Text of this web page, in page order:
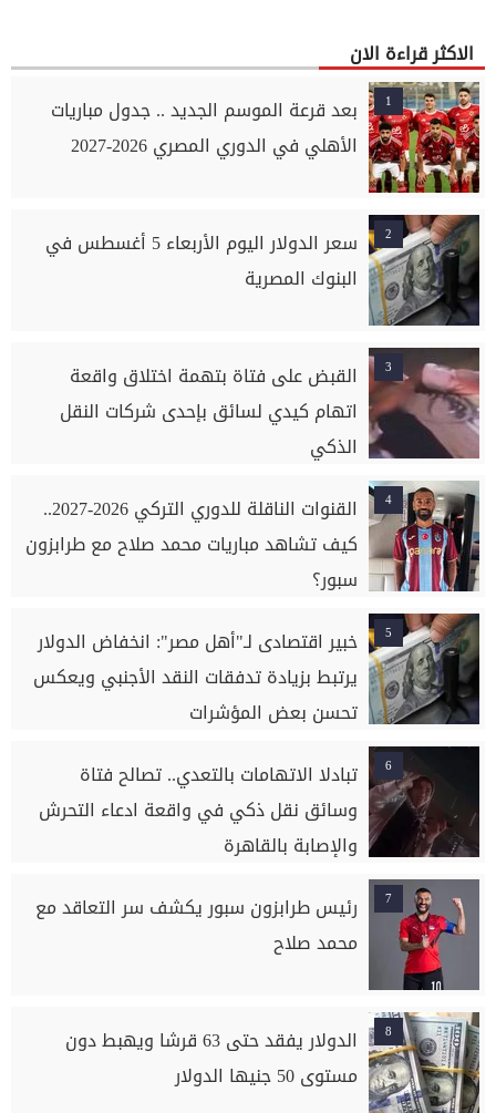
الاكثر قراءة الان
1
بعد قرعة الموسم الجديد .. جدول مباريات
الأهلي في الدوري المصري 2026-2027
2
سعر الدولار اليوم الأربعاء 5 أغسطس في
البنوك المصرية
3
القبض على فتاة بتهمة اختلاق واقعة
اتهام كيدي لسائق بإحدى شركات النقل
الذكي
4
القنوات الناقلة للدوري التركي 2026-2027..
كيف تشاهد مباريات محمد صلاح مع طرابزون
سبور؟
5
خبير اقتصادى لـ"أهل مصر": انخفاض الدولار
يرتبط بزيادة تدفقات النقد الأجنبي ويعكس
تحسن بعض المؤشرات
6
تبادلا الاتهامات بالتعدي.. تصالح فتاة
وسائق نقل ذكي في واقعة ادعاء التحرش
والإصابة بالقاهرة
7
رئيس طرابزون سبور يكشف سر التعاقد مع
محمد صلاح
8
الدولار يفقد حتى 63 قرشا ويهبط دون
مستوى 50 جنيها الدولار